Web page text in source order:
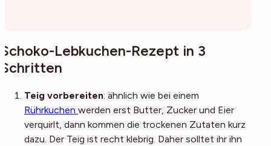
Schoko-Lebkuchen-Rezept in 3
Schritten
Teig vorbereiten: ähnlich wie bei einem
Rührkuchen werden erst Butter, Zucker und Eier
verquirlt, dann kommen die trockenen Zutaten kurz
dazu. Der Teig ist recht klebrig. Daher solltet ihr ihn